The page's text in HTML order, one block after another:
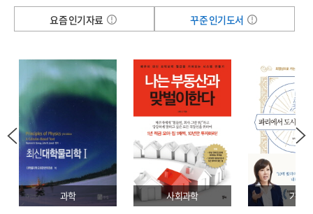
요즘 인기자료
꾸준 인기도서
과학 사회과학 기술